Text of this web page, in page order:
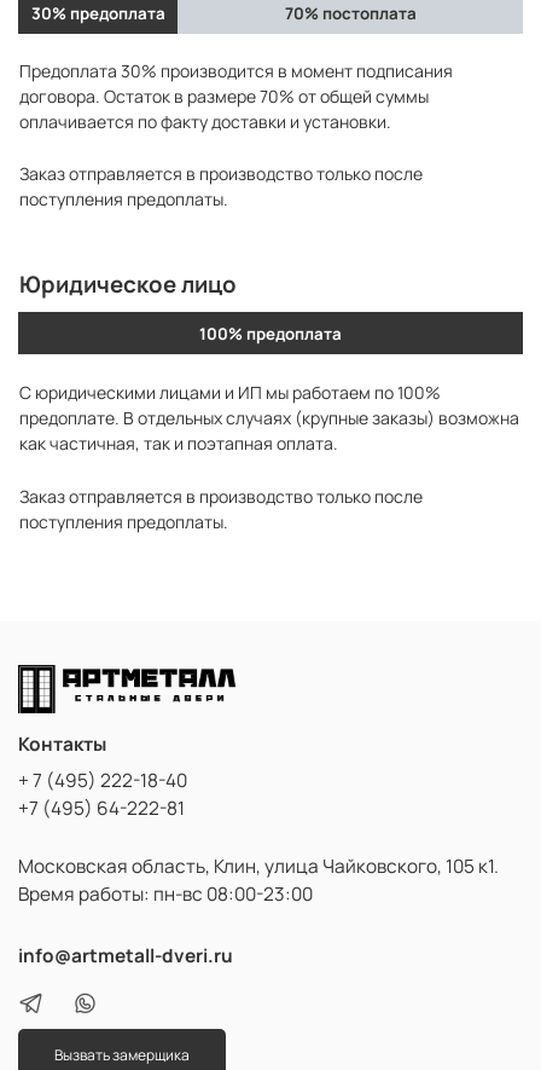
30% предоплата 70% постоплата
Предоплата 30% производится в момент подписания
договора. Остаток в размере 70% от общей суммы
оплачивается по факту доставки и установки.
Заказ отправляется в производство только после
поступления предоплаты.
Юридическое лицо
100% предоплата
С юридическими лицами и ИП мы работаем по 100%
предоплате. В отдельных случаях (крупные заказы) возможна
как частичная, так и поэтапная оплата.
Заказ отправляется в производство только после
поступления предоплаты.
Контакты
+ 7 (495) 222-18-40
+7 (495) 64-222-81
Московская область, Клин, улица Чайковского, 105 к1.
Время работы: пн-вс 08:00-23:00
info@artmetall-dveri.ru
Вызвать замерщика